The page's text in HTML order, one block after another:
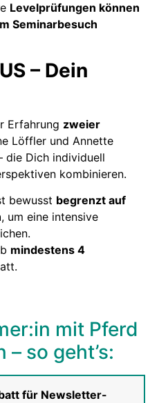
Levelprüfungen können
Seminarbesuch
– Dein
Erfahrung zweier
Löffler und Annette
die Dich individuell
kombinieren.
bewusst begrenzt auf
, um eine intensive
mindestens 4
mit Pferd
– so geht’s:
für Newsletter-